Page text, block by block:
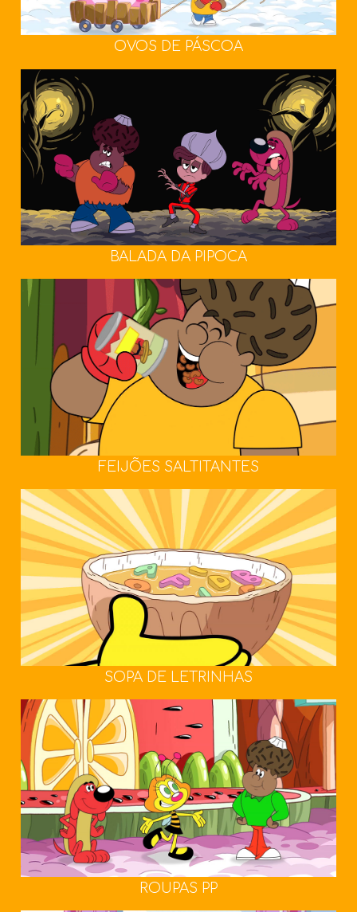
OVOS DE PÁSCOA
BALADA DA PIPOCA
FEIJÕES SALTITANTES
SOPA DE LETRINHAS
ROUPAS PP